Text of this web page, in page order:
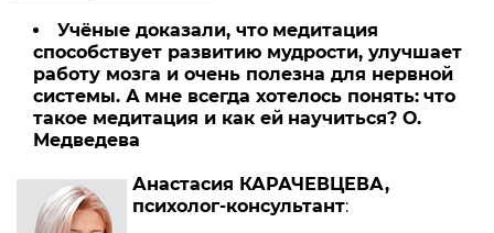
Учёные доказали, что медитация
способствует развитию мудрости, улучшает
работу мозга и очень полезна для нервной
системы. А мне всегда хотелось понять: что
такое медитация и как ей научиться? О.
Медведева
Анастасия КАРАЧЕВЦЕВА,
психолог-консультант: